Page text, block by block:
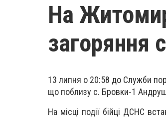
На
загоряння
13 липня о 20:58 до Служби
що поблизу с. Бровки-1
На місці події бійці ДСНС